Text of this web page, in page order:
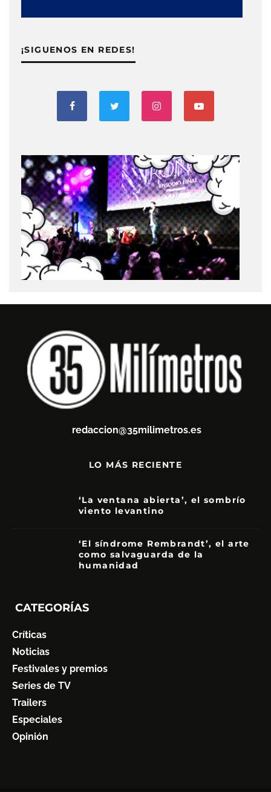
¡SIGUENOS EN REDES!
redaccion@35milimetros.es
LO MÁS RECIENTE
‘La ventana abierta’, el sombrío
viento levantino
‘El síndrome Rembrandt’, el arte
como salvaguarda de la
humanidad
CATEGORÍAS
Críticas
Noticias
Festivales y premios
Series de TV
Trailers
Especiales
Opinión